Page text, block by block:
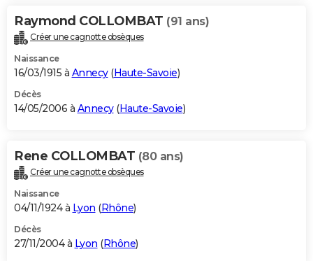
Raymond COLLOMBAT (91 ans)
Créer une cagnotte obsèques
Naissance
16/03/1915 à Annecy(Haute-Savoie)
Décès
14/05/2006 à Annecy(Haute-Savoie)
Rene COLLOMBAT (80 ans)
Créer une cagnotte obsèques
Naissance
04/11/1924 à Lyon (Rhône)
Décès
27/11/2004 à Lyon (Rhône)